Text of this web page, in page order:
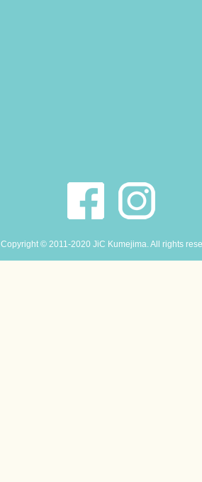
Copyright © 2011-2020 JiC Kumejima. All rights